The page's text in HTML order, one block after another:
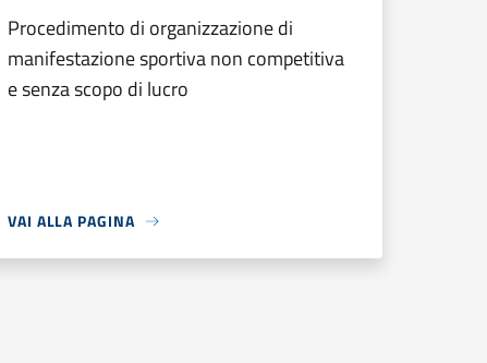
Procedimento di organizzazione di
manifestazione sportiva non competitiva
e senza scopo di lucro
VAI ALLA PAGINA